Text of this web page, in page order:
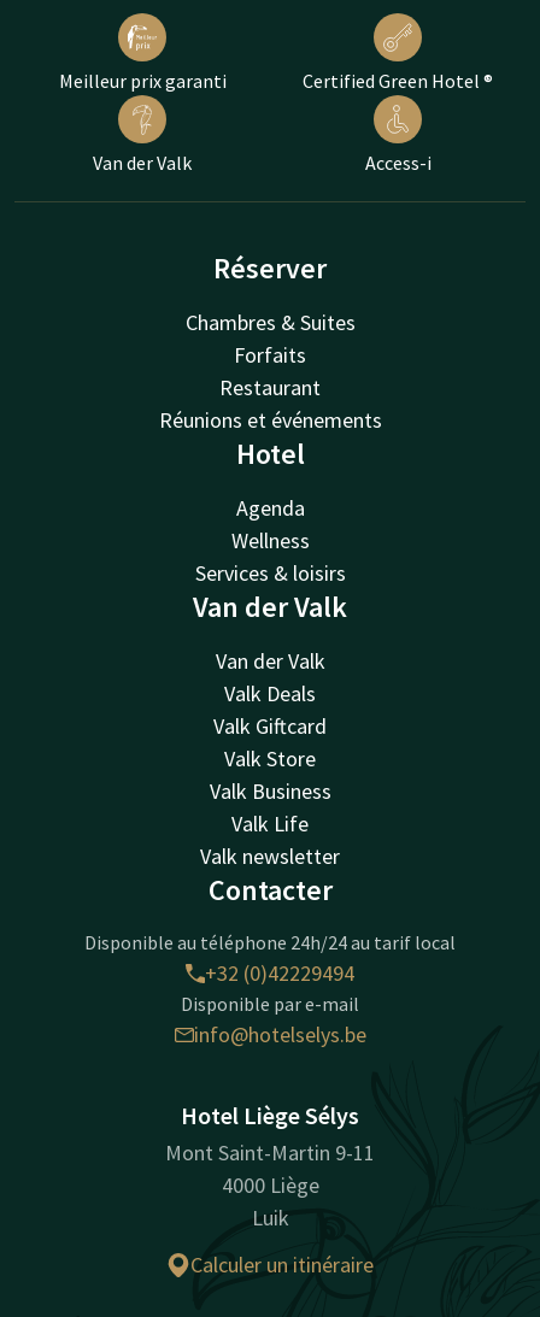
Meilleur prix garanti Certified Green Hotel ®
Van der Valk Access-i
Réserver
Chambres & Suites
Forfaits
Restaurant
Réunions et événements
Hotel
Agenda
Wellness
Services & loisirs
Van der Valk
Van der Valk
Valk Deals
Valk Giftcard
Valk Store
Valk Business
Valk Life
Valk newsletter
Contacter
Disponible au téléphone 24h/24 au tarif local
+32 (0)42229494
Disponible par e-mail
info@hotelselys.be
Hotel Liège Sélys
Mont Saint-Martin 9-11
4000 Liège
Luik
Calculer un itinéraire